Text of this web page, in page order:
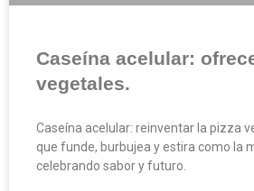
Caseína acelular:
vegetales.
Caseína acelular: reinventar la pizza
que funde, burbujea y estira como la
celebrando sabor y futuro.